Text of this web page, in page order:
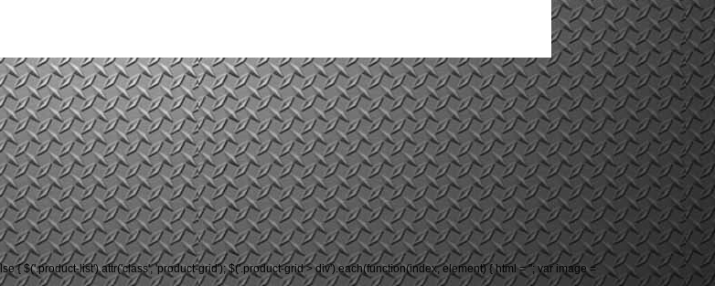
{ $('.product-list').attr('class', 'product-grid'); $('.product-grid > div').each(function(index, element) { html = ''; var image =